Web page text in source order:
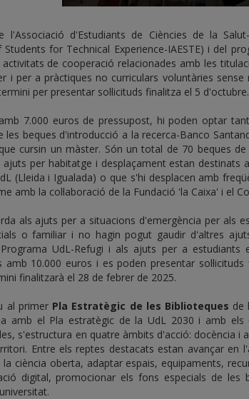
d'Estudiants de Ciències de la
for Technical Experience-IAESTE) i del
de cooperació relacionades amb les
i per a pràctiques no curriculars voluntàries sense
per presentar sol·licituds finalitza el 5 d'octubre.
7.000 euros de pressupost, hi poden optar
beques d'introducció a la recerca-Banco
cursin un màster. Són un total de 70 beques de
per habitatge i desplaçament estan destinats
(Lleida i Igualada) o que s'hi desplacen amb
amb la col·laboració de la Fundació 'la Caixa' i el
als ajuts per a situacions d'emergència per als
o familiar i no hagin pogut gaudir d'altres
UdL-Refugi i als ajuts per a estudiants
10.000 euros i es poden presentar
finalitzarà el 28 de febrer de 2025.
al primer Pla Estratègic de les Biblioteques de
amb el Pla estratègic de la UdL 2030 i amb els
s'estructura en quatre àmbits d'acció: docència i
Entre els reptes destacats estan avançar en
ciència oberta, adaptar espais, equipaments,
digital, promocionar els fons especials de les